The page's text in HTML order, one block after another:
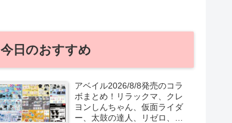
今日のおすすめ
アベイル2026/8/8発売のコラ
ボまとめ！リラックマ、クレ
ヨンしんちゃん、仮面ライダ
ー、太鼓の達人、リゼロ、テ